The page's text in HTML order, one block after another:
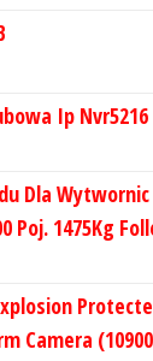
Ip
Dla Wytwornic
Poj. 1475Kg
Camera